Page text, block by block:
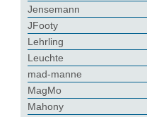
Jensemann
JFooty
Lehrling
Leuchte
mad-manne
MagMo
Mahony